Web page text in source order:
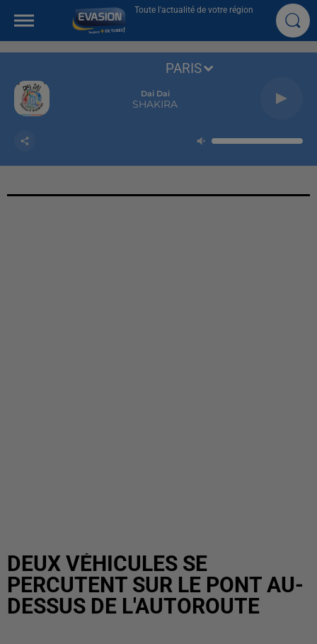
Toute l'actualité de votre région
Dai Dai
SHAKIRA
PARIS
DEUX VÉHICULES SE
PERCUTENT SUR LE PONT AU-
DESSUS DE L'AUTOROUTE